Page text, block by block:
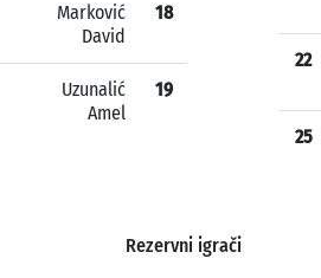
Marković
David
18
Uzunalić
Amel
19
22
25
Rezervni igrači